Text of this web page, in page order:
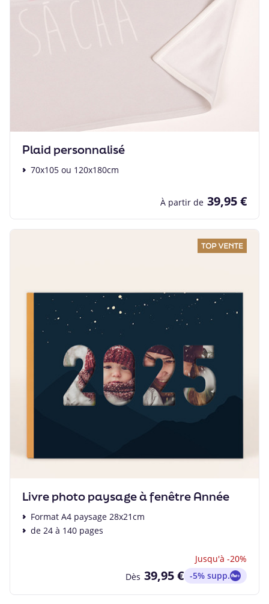
Plaid personnalisé
70x105 ou 120x180cm
À partir de 39,95 €
Livre photo paysage à fenêtre Année
Format A4 paysage 28x21cm
de 24 à 140 pages
Jusqu'à -20%
Dès 39,95 € -5% supp.